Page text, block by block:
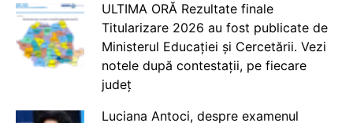
ULTIMA ORĂ Rezultate finale
Titularizare 2026 au fost publicate de
Ministerul Educației și Cercetării. Vezi
notele după contestații, pe fiecare
județ
Luciana Antoci, despre examenul